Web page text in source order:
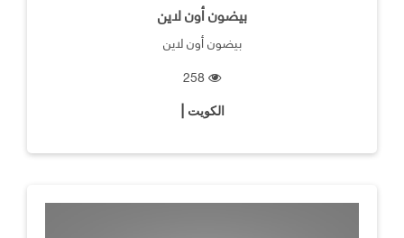
بيضون أون لاين
بيضون أون لاين
الكويت |